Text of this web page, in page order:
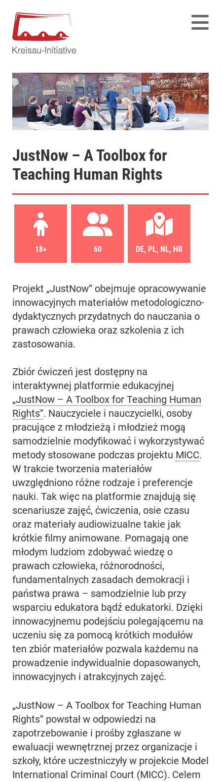
JustNow – A Toolbox for
Teaching Human Rights
18+ 60 DE, PL, NL, HR
Projekt „JustNow” obejmuje opracowywanie
innowacyjnych materiałów metodologiczno-
dydaktycznych przydatnych do nauczania o
prawach człowieka oraz szkolenia z ich
zastosowania.
Zbiór ćwiczeń jest dostępny na
interaktywnej platformie edukacyjnej
„JustNow – A Toolbox for Teaching Human
Rights”. Nauczyciele i nauczycielki, osoby
pracujące z młodzieżą i młodzież mogą
samodzielnie modyfikować i wykorzystywać
metody stosowane podczas projektu MICC.
W trakcie tworzenia materiałów
uwzględniono różne rodzaje i preferencje
nauki. Tak więc na platformie znajdują się
scenariusze zajęć, ćwiczenia, osie czasu
oraz materiały audiowizualne takie jak
krótkie filmy animowane. Pomagają one
młodym ludziom zdobywać wiedzę o
prawach człowieka, różnorodności,
fundamentalnych zasadach demokracji i
państwa prawa – samodzielnie lub przy
wsparciu edukatora bądź edukatorki. Dzięki
innowacyjnemu podejściu polegającemu na
uczeniu się za pomocą krótkich modułów
ten zbiór materiałów pozwala każdemu na
prowadzenie indywidualnie dopasowanych,
innowacyjnych i atrakcyjnych zajęć.
„JustNow – A Toolbox for Teaching Human
Rights” powstał w odpowiedzi na
zapotrzebowanie i prośby zgłaszane w
ewaluacji wewnętrznej przez organizacje i
szkoły, które uczestniczyły w projekcie Model
International Criminal Court (MICC). Celem